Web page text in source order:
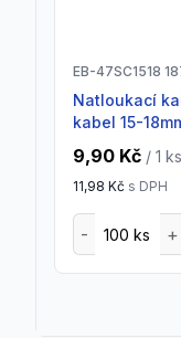
EB-47SC1518
Natloukací kabelová příchytka,
kabel 15-
9,90 Kč / 1 ks
11,98 Kč s DPH